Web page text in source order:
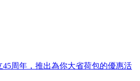
周年，推出為你大省荷包的優惠活